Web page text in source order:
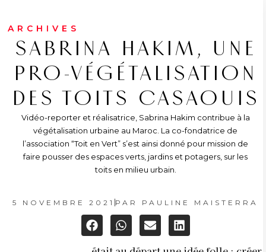
ARCHIVES
SABRINA HAKIM, UNE
PRO-VÉGÉTALISATION
DES TOITS CASAOUIS
Vidéo-reporter et réalisatrice, Sabrina Hakim contribue à la
végétalisation urbaine au Maroc. La co-fondatrice de
l’association “Toit en Vert” s’est ainsi donné pour mission de
faire pousser des espaces verts, jardins et potagers, sur les
toits en milieu urbain.
5 NOVEMBRE 2021 PAR PAULINE MAISTERRA